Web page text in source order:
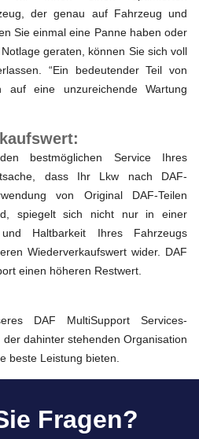
der genau auf Fahrzeug und
Sie einmal eine Panne haben oder
geraten, können Sie sich voll
“Ein bedeutender Teil von
auf eine unzureichende Wartung
bestmöglichen Service Ihres
dass Ihr Lkw nach DAF-
von Original DAF-Teilen
spiegelt sich nicht nur in einer
Haltbarkeit Ihres Fahrzeugs
Wiederverkaufswert wider. DAF
einen höheren Restwert.
DAF MultiSupport Services-
dahinter stehenden Organisation
beste Leistung bieten.
Fragen?